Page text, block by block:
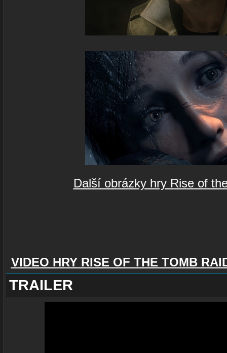
Další obrázky hry Rise of
VIDEO HRY RISE OF THE TOMB
TRAILER